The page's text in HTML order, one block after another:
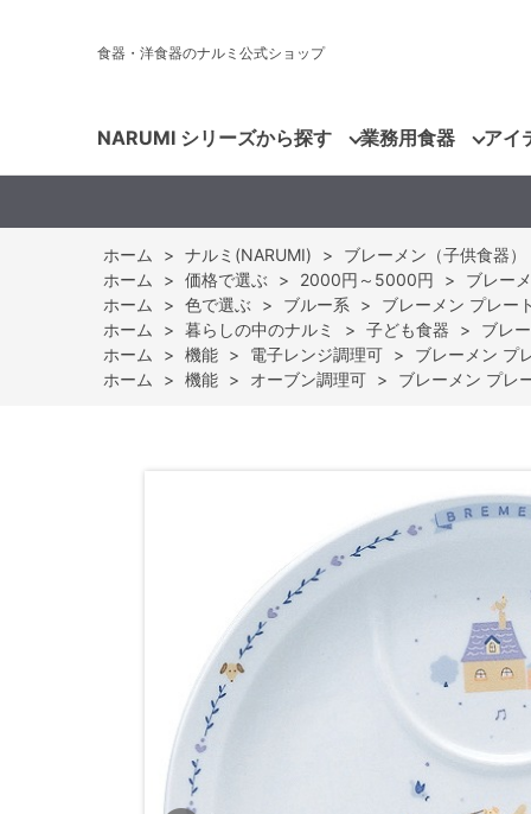
食器・洋食器のナルミ公式ショップ
NARUMI シリーズから探す 業務用食器 アイ
ホーム > ナルミ(NARUMI) > ブレーメン（子供食器）
ホーム
> 価格で選ぶ > 2000円～5000円 >
ブレー
ホーム
> 色で選ぶ > ブルー系 >
ブレーメン プレー
ホーム
> 暮らしの中のナルミ > 子ども食器 >
ブレ
ホーム
> 機能 > 電子レンジ調理可 >
ブレーメン プ
ホーム
> 機能 > オーブン調理可 > ブレーメン プレ